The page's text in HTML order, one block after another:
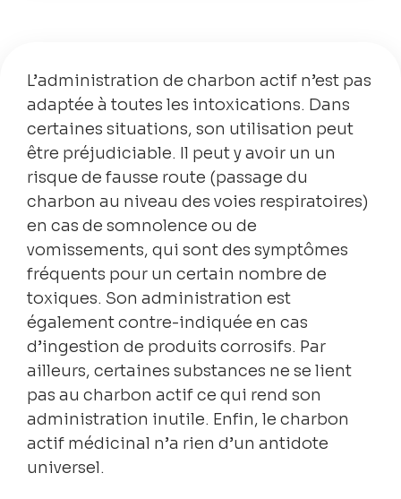
L’administration de charbon actif n’est pas
adaptée à toutes les intoxications. Dans
certaines situations, son utilisation peut
être préjudiciable. Il peut y avoir un un
risque de fausse route (passage du
charbon au niveau des voies respiratoires)
en cas de somnolence ou de
vomissements, qui sont des symptômes
fréquents pour un certain nombre de
toxiques. Son administration est
également contre-indiquée en cas
d’ingestion de produits corrosifs. Par
ailleurs, certaines substances ne se lient
pas au charbon actif ce qui rend son
administration inutile. Enfin, le charbon
actif médicinal n’a rien d’un antidote
universel.